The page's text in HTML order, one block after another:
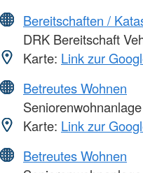
Bereitschaften /
DRK Bereitschaft
Karte: Link zur
Betreutes Wohnen
Karte: Link zur
Betreutes Wohnen